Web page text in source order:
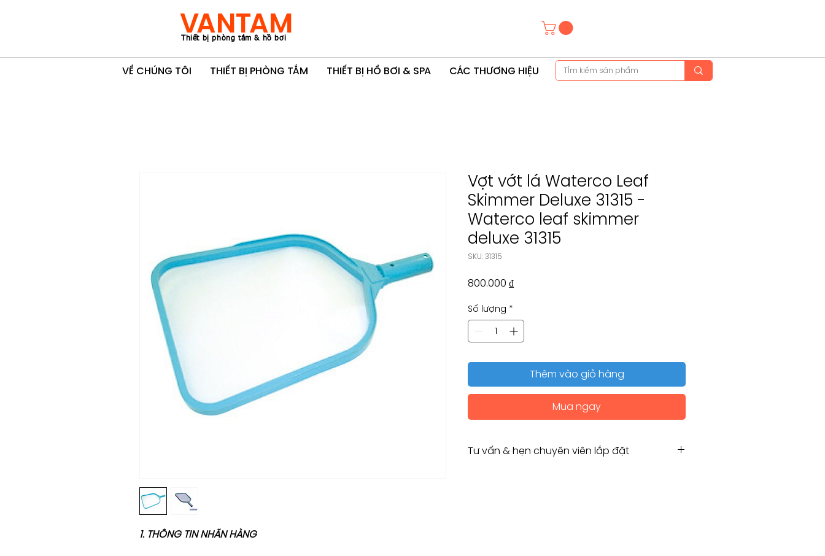
VANTAM
Thiết bị phòng tắm & hồ bơi
VỀ CHÚNG TÔI THIẾT BỊ PHÒNG TẮM THIẾT BỊ HỒ BƠI & SPA CÁC THƯƠNG HIỆU
1. THÔNG TIN NHÃN HÀNG
Vợt vớt lá Waterco Leaf
Skimmer Deluxe 31315 -
Waterco leaf skimmer
deluxe 31315
SKU: 31315
800.000 ₫Giá
Số lượng *
Thêm vào giỏ hàng
Mua ngay
Tư vấn & hẹn chuyên viên lắp đặt